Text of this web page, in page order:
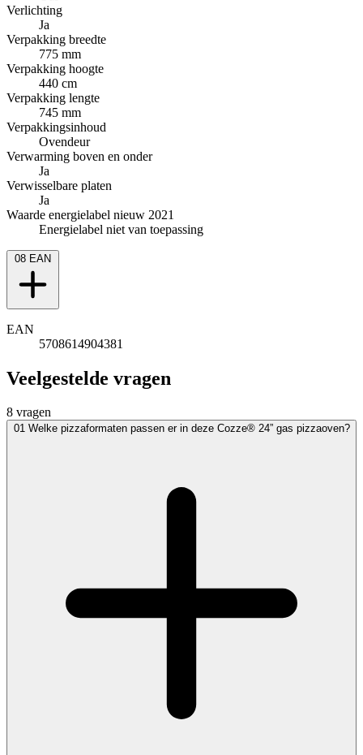
Verlichting
Ja
Verpakking breedte
775 mm
Verpakking hoogte
440 cm
Verpakking lengte
745 mm
Verpakkingsinhoud
Ovendeur
Verwarming boven en onder
Ja
Verwisselbare platen
Ja
Waarde energielabel nieuw 2021
Energielabel niet van toepassing
08 EAN
EAN
5708614904381
Veelgestelde vragen
8 vragen
01 Welke pizzaformaten passen er in deze Cozze® 24” gas pizzaoven?